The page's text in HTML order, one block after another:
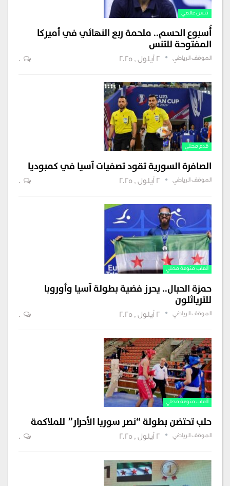
تنس عالمي
أُسبوع الحسم.. ملحمة ربع النهائي في أميركا
المفتوحة للتنس
الموقف الرياضي 0
قدم محلي
الصافرة السورية تقود تصفيات آسيا في كمبوديا
الموقف الرياضي 0
ألعاب منوعة محلي
حمزة الحبال.. يحرز فضية بطولة آسيا وأوروبا
للترياثلون
الموقف الرياضي 0
ألعاب منوعة محلي
حلب تحتضن بطولة “نصر سوريا الأحرار” للملاكمة
الموقف الرياضي 0